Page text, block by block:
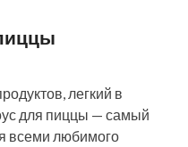
легкий в
для пиццы — самый
всеми любимого